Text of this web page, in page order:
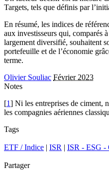
Targets, tels que définis par
En résumé, les indices de
aux investisseurs qui, comparés
largement diversifié, souhaitent
portefeuille et de l’économie
terme.
Olivier Souliac Février 2023
Notes
[1] Ni les entreprises de ciment,
les compagnies aériennes
Tags
ETF / Indice | ISR | ISR - ESG -
Partager